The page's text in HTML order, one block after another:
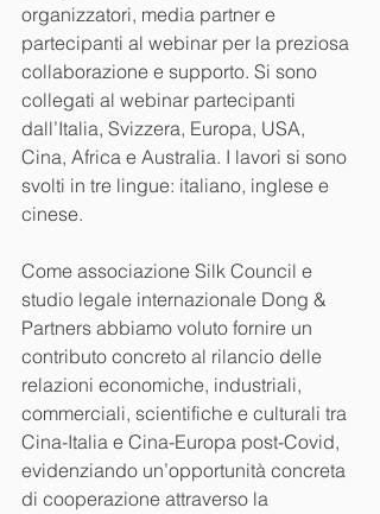
organizzatori, media partner e
partecipanti al webinar per la preziosa
collaborazione e supporto. Si sono
collegati al webinar partecipanti
dall’Italia, Svizzera, Europa, USA,
Cina, Africa e Australia. I lavori si sono
svolti in tre lingue: italiano, inglese e
cinese.
Come associazione Silk Council e
studio legale internazionale Dong &
Partners abbiamo voluto fornire un
contributo concreto al rilancio delle
relazioni economiche, industriali,
commerciali, scientifiche e culturali tra
Cina-Italia e Cina-Europa post-Covid,
evidenziando un’opportunità concreta
di cooperazione attraverso la